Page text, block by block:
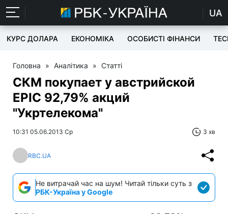
UA
КУРС ДОЛАРА ЕКОНОМІКА ОСОБИСТІ ФІНАНСИ
Головна » Аналітика » Статті
СКМ покупает у австрийской
EPIC 92,79% акций
"Укртелекома"
10:31 05.06.2013 Ср 3 хв
RBC.UA
Не витрачай час на шум! Читай тільки суть з
РБК-Україна у Google